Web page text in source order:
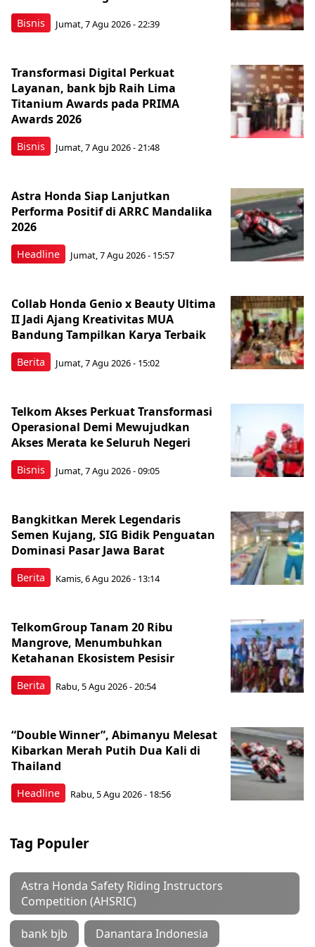
Bisnis Jumat, 7 Agu 2026 - 22:39
Bisnis
Transformasi Digital Perkuat
Layanan, bank bjb Raih Lima
Titanium Awards pada PRIMA
Awards 2026
Jumat, 7 Agu 2026 - 21:48
Headline
Astra Honda Siap Lanjutkan
Performa Positif di ARRC Mandalika
2026
Jumat, 7 Agu 2026 - 15:57
Berita
Collab Honda Genio x Beauty Ultima
II Jadi Ajang Kreativitas MUA
Bandung Tampilkan Karya Terbaik
Jumat, 7 Agu 2026 - 15:02
Bisnis
Telkom Akses Perkuat Transformasi
Operasional Demi Mewujudkan
Akses Merata ke Seluruh Negeri
Jumat, 7 Agu 2026 - 09:05
Berita
Bangkitkan Merek Legendaris
Semen Kujang, SIG Bidik Penguatan
Dominasi Pasar Jawa Barat
Kamis, 6 Agu 2026 - 13:14
Berita
TelkomGroup Tanam 20 Ribu
Mangrove, Menumbuhkan
Ketahanan Ekosistem Pesisir
Rabu, 5 Agu 2026 - 20:54
Headline
“Double Winner”, Abimanyu Melesat
Kibarkan Merah Putih Dua Kali di
Thailand
Rabu, 5 Agu 2026 - 18:56
Tag Populer
Astra Honda Safety Riding Instructors
Competition (AHSRIC)
bank bjb Danantara Indonesia